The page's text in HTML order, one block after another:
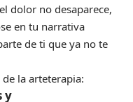
dolor no desaparece,
en tu narrativa
de ti que ya no te
la arteterapia:
y